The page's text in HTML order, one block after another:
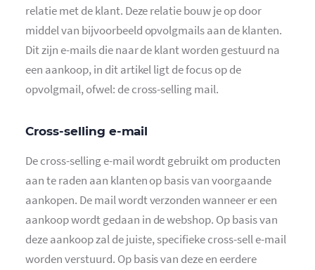
relatie met de klant. Deze relatie bouw je op door
middel van bijvoorbeeld opvolgmails aan de klanten.
Dit zijn e-mails die naar de klant worden gestuurd na
een aankoop, in dit artikel ligt de focus op de
opvolgmail, ofwel: de cross-selling mail.
Cross-selling e-mail
De cross-selling e-mail wordt gebruikt om producten
aan te raden aan klanten op basis van voorgaande
aankopen. De mail wordt verzonden wanneer er een
aankoop wordt gedaan in de webshop. Op basis van
deze aankoop zal de juiste, specifieke cross-sell e-mail
worden verstuurd. Op basis van deze en eerdere